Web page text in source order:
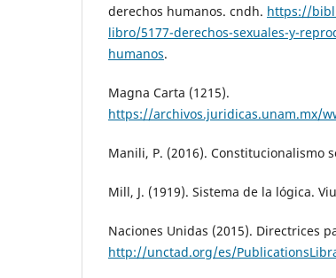
derechos humanos. cndh. https://
libro/5177-derechos-sexuales-y-
humanos.
Magna Carta (1215).
https://archivos.juridicas.unam.mx/
Manili, P. (2016). Constitucionalismo
Mill, J. (1919). Sistema de la lógica.
Naciones Unidas (2015). Directrices
http://unctad.org/es/